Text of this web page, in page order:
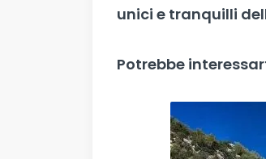
unici e tranquilli
Potrebbe